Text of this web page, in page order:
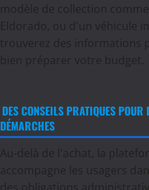
modèle de collection
Eldorado, ou d'un véhicule
trouverez des informations
bien préparer votre budget.
DES CONSEILS PRATIQUES POUR
DÉMARCHES
Au-delà de l'achat, la
accompagne les usagers